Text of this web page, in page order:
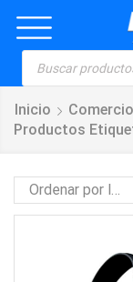
Inicio Comercio
Productos